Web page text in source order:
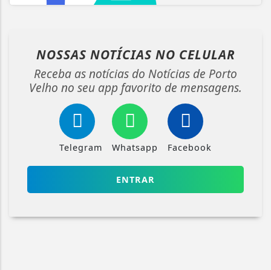
NOSSAS NOTÍCIAS NO CELULAR
Receba as notícias do Notícias de Porto
Velho no seu app favorito de mensagens.
Telegram Whatsapp Facebook
ENTRAR